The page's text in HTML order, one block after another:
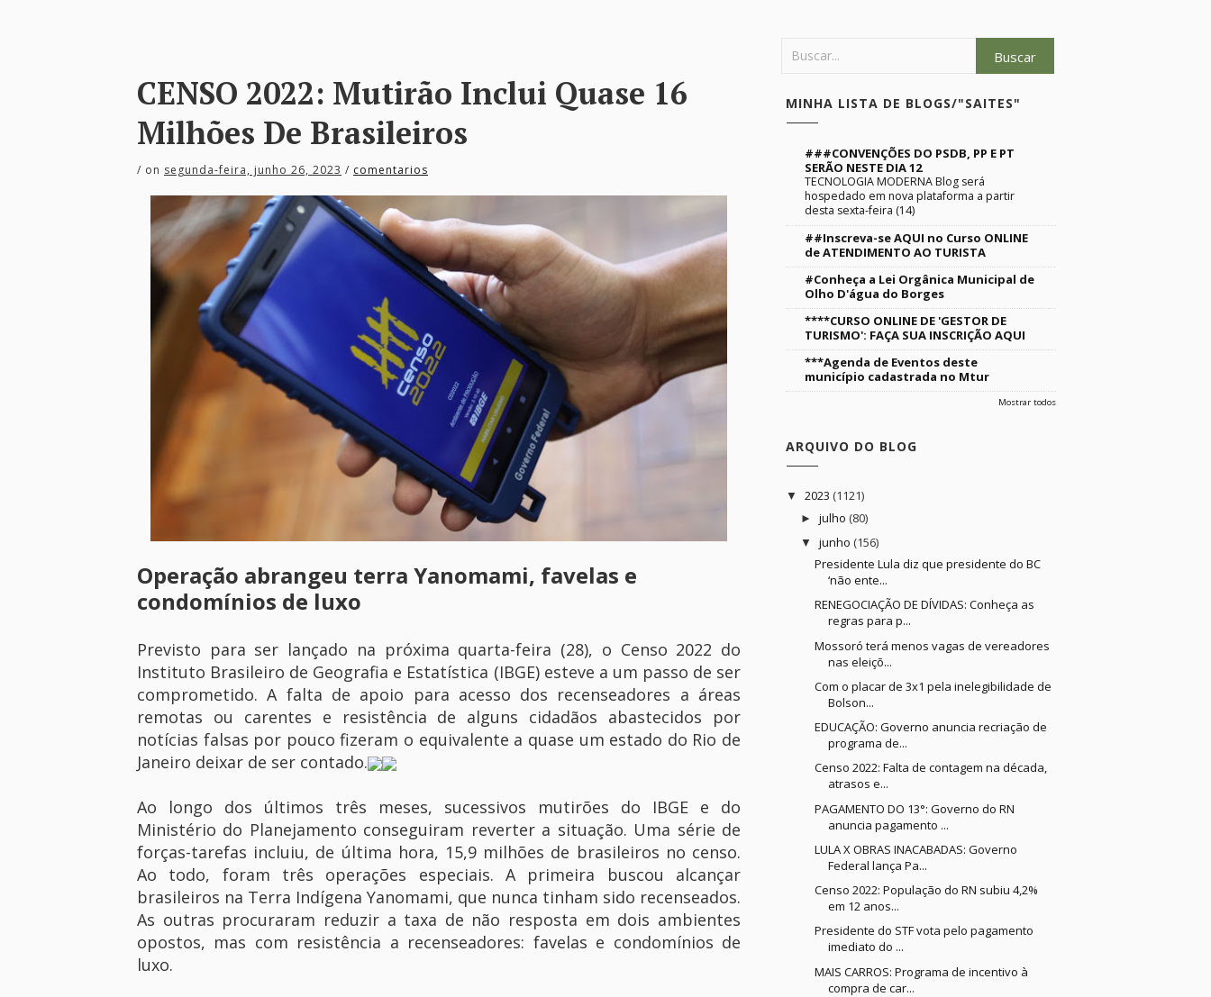
CENSO 2022: Mutirão Inclui Quase 16
Milhões De Brasileiros
/ on segunda-feira, junho 26, 2023 / comentarios
Operação abrangeu terra Yanomami, favelas e
condomínios de luxo
Previsto para ser lançado na próxima quarta-feira (28), o Censo 2022 do
Instituto Brasileiro de Geografia e Estatística (IBGE) esteve a um passo de ser
comprometido. A falta de apoio para acesso dos recenseadores a áreas
remotas ou carentes e resistência de alguns cidadãos abastecidos por
notícias falsas por pouco fizeram o equivalente a quase um estado do Rio de
Janeiro deixar de ser contado.
Ao longo dos últimos três meses, sucessivos mutirões do IBGE e do
Ministério do Planejamento conseguiram reverter a situação. Uma série de
forças-tarefas incluiu, de última hora, 15,9 milhões de brasileiros no censo.
Ao todo, foram três operações especiais. A primeira buscou alcançar
brasileiros na Terra Indígena Yanomami, que nunca tinham sido recenseados.
As outras procuraram reduzir a taxa de não resposta em dois ambientes
opostos, mas com resistência a recenseadores: favelas e condomínios de
luxo.
MINHA LISTA DE BLOGS/"SAITES"
###CONVENÇÕES DO PSDB, PP E PT
SERÃO NESTE DIA 12
TECNOLOGIA MODERNA Blog será
hospedado em nova plataforma a partir
desta sexta-feira (14)
##Inscreva-se AQUI no Curso ONLINE
de ATENDIMENTO AO TURISTA
#Conheça a Lei Orgânica Municipal de
Olho D'água do Borges
****CURSO ONLINE DE 'GESTOR DE
TURISMO': FAÇA SUA INSCRIÇÃO AQUI
***Agenda de Eventos deste
município cadastrada no Mtur
Mostrar todos
ARQUIVO DO BLOG
▼ 2023 (1121)
► julho (80)
▼ junho (156)
Presidente Lula diz que presidente do BC
‘não ente...
RENEGOCIAÇÃO DE DÍVIDAS: Conheça as
regras para p...
Mossoró terá menos vagas de vereadores
nas eleiçõ...
Com o placar de 3x1 pela inelegibilidade de
Bolson...
EDUCAÇÃO: Governo anuncia recriação de
programa de...
Censo 2022: Falta de contagem na década,
atrasos e...
PAGAMENTO DO 13°: Governo do RN
anuncia pagamento ...
LULA X OBRAS INACABADAS: Governo
Federal lança Pa...
Censo 2022: População do RN subiu 4,2%
em 12 anos...
Presidente do STF vota pelo pagamento
imediato do ...
MAIS CARROS: Programa de incentivo à
compra de car...